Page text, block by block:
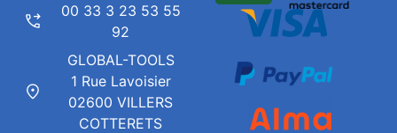
00 33 3 23 53 55
92
GLOBAL-TOOLS
1 Rue Lavoisier
02600 VILLERS
COTTERETS